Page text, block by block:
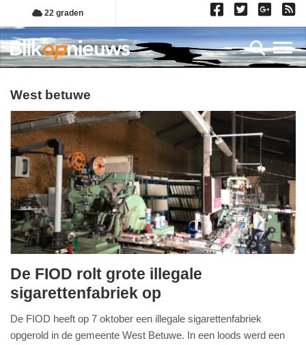
Overslaan
en
naar
de
gaan
22 graden
west betuwe
woensdag,
oktober
2020
De FIOD rolt grote illegale
sigarettenfabriek op
De FIOD heeft op 7 oktober een illegale sigarettenfabriek
opgerold in de gemeente West Betuwe. In een loods werd een